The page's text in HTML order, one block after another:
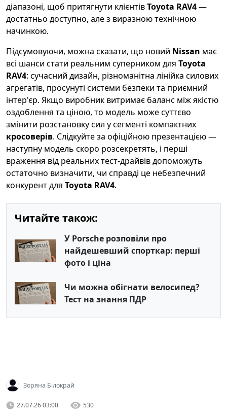
діапазоні, щоб притягнути клієнтівToyota RAV4—
достатньо доступно, але з виразною технічною
начинкою.
Підсумовуючи, можна сказати, що новий Nissan має
всі шанси стати реальним суперником для Toyota
RAV4: сучасний дизайн, різноманітна лінійка силових
агрегатів, просунуті системи безпеки та приємний
інтер'єр. Якщо виробник витримає баланс між якістю
оздоблення та ціною, то модель може суттєво
змінити розстановку сил у сегменті компактних
кросоверів. Слідкуйте за офіційною презентацією —
наступну модель скоро розсекретять, і перші
враження від реальних тест-драйвів допоможуть
остаточно визначити, чи справді це небезпечний
конкурент для Toyota RAV4.
Читайте також:
У Porsche розповіли про
найдешевший спорткар: перші
фото і ціна
Чи можна обігнати велосипед?
Тест на знання ПДР
Зоряна Білокрай
27.07.26 03:00 530